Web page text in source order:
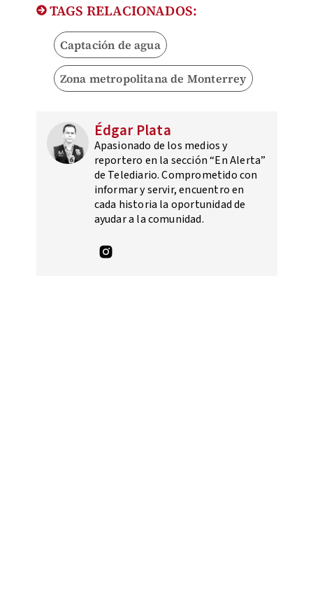
TAGS RELACIONADOS:
Captación de agua
Zona metropolitana de Monterrey
Édgar Plata
Apasionado de los medios y
reportero en la sección “En Alerta”
de Telediario. Comprometido con
informar y servir, encuentro en
cada historia la oportunidad de
ayudar a la comunidad.